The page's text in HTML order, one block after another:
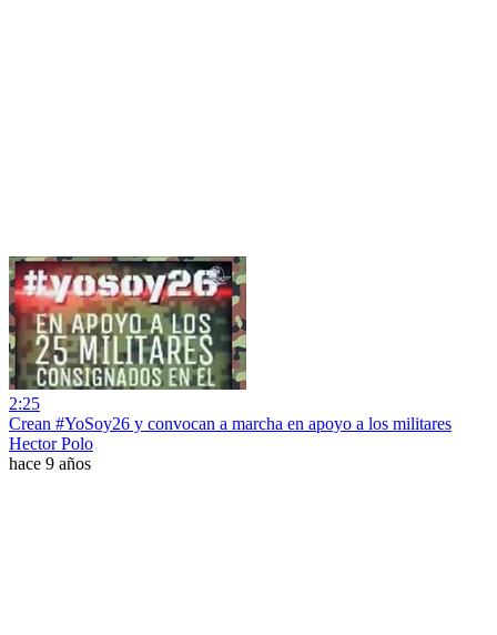
2:25
Crean #YoSoy26 y convocan a marcha en apoyo a los militares
Hector Polo
hace 9 años